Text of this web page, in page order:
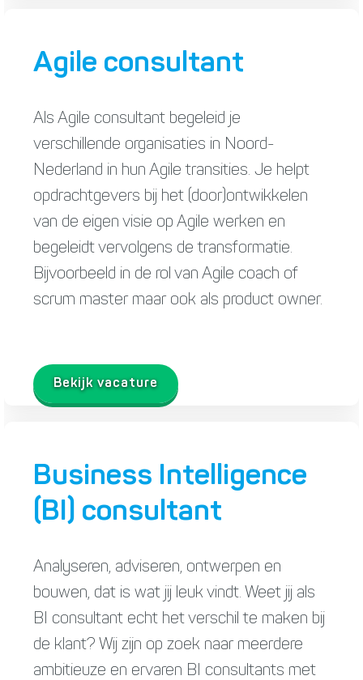
Agile consultant
Als Agile consultant begeleid je
verschillende organisaties in Noord-
Nederland in hun Agile transities. Je helpt
opdrachtgevers bij het (door)ontwikkelen
van de eigen visie op Agile werken en
begeleidt vervolgens de transformatie.
Bijvoorbeeld in de rol van Agile coach of
scrum master maar ook als product owner.
Bekijk vacature
Business Intelligence
(BI) consultant
Analyseren, adviseren, ontwerpen en
bouwen, dat is wat jij leuk vindt. Weet jij als
BI consultant echt het verschil te maken bij
de klant? Wij zijn op zoek naar meerdere
ambitieuze en ervaren BI consultants met